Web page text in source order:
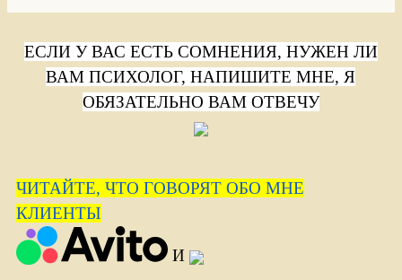
ЕСЛИ У ВАС ЕСТЬ СОМНЕНИЯ, НУЖЕН ЛИ
ВАМ ПСИХОЛОГ, НАПИШИТЕ МНЕ, Я
ОБЯЗАТЕЛЬНО ВАМ ОТВЕЧУ
ЧИТАЙТЕ, ЧТО ГОВОРЯТ ОБО МНЕ
КЛИЕНТЫ
И